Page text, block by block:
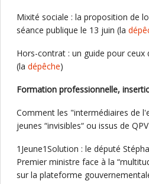
Mixité sociale : la proposition de
séance publique le 13 juin (la
Hors-contrat : un guide pour ceux
(la dépêche)
Formation professionnelle,
Comment les "intermédiaires de
jeunes “invisibles“ ou issus de
1Jeune1Solution : le député
Premier ministre face à la
sur la plateforme